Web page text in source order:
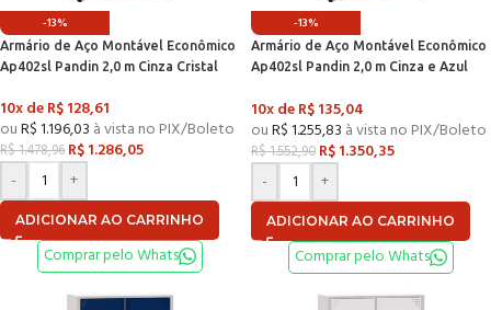
-13%
Armário de Aço Montável Econômico
Ap402sl Pandin 2,0 m Cinza Cristal
10x deR$128,61
ouR$1.196,03 à vista no PIX/Boleto
R$1.478,96 R$1.286,05
-
+
ADICIONAR AO CARRINHO
Comprar pelo Whats
-13%
Armário de Aço Montável Econômico
Ap402sl Pandin 2,0 m Cinza e Azul
10x deR$135,04
ouR$1.255,83 à vista no PIX/Boleto
R$1.552,90 R$1.350,35
-
+
ADICIONAR AO CARRINHO
Comprar pelo Whats